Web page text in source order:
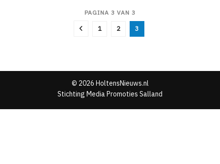
PAGINA 3 VAN 3
1 2 3
© 2026 HoltensNieuws.nl
Stichting Media Promoties Salland